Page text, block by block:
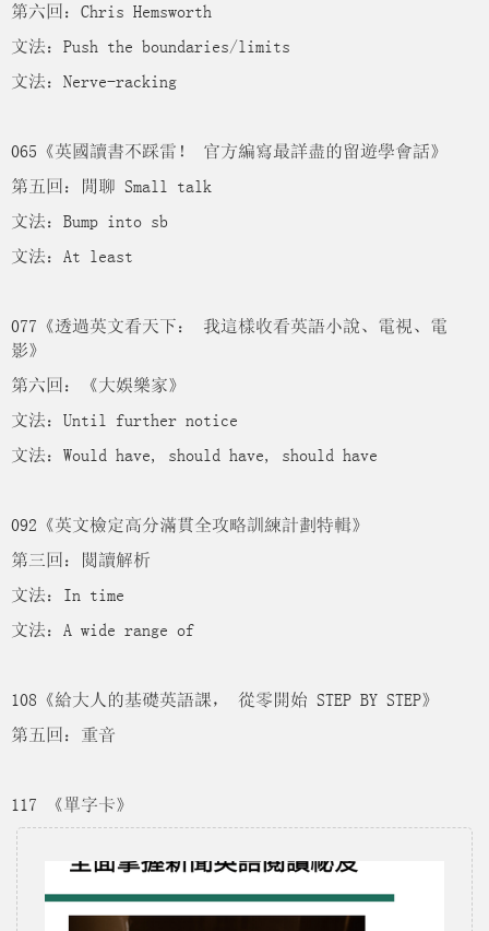
第六回：Chris Hemsworth
文法：Push the boundaries/limits
文法：Nerve-racking
065《英國讀書不踩雷！ 官方編寫最詳盡的留遊學會話》
第五回：閒聊 Small talk
文法：Bump into sb
文法：At least
077《透過英文看天下： 我這樣收看英語小說、電視、電
影》
第六回：《大娛樂家》
文法：Until further notice
文法：Would have, should have, should have
092《英文檢定高分滿貫全攻略訓練計劃特輯》
第三回：閱讀解析
文法：In time
文法：A wide range of
108《給大人的基礎英語課， 從零開始 STEP BY STEP》
第五回：重音
117 《單字卡》